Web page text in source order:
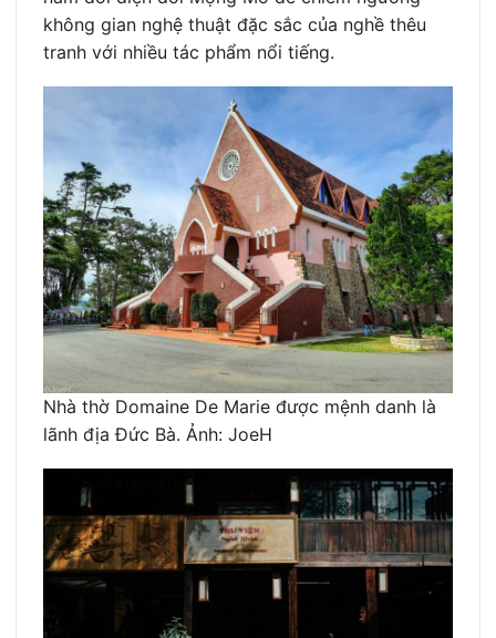
không gian nghệ thuật đặc sắc của nghề thêu
tranh với nhiều tác phẩm nổi tiếng.
Nhà thờ Domaine De Marie được mệnh danh là
lãnh địa Đức Bà. Ảnh: JoeH